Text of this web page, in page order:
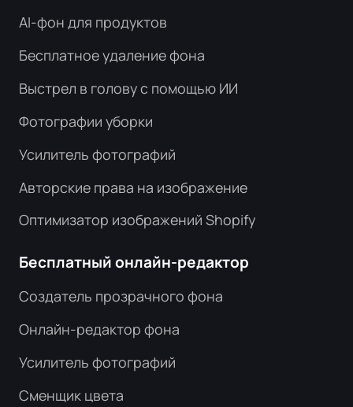
AI-фон для продуктов
Бесплатное удаление фона
Выстрел в голову с помощью ИИ
Фотографии уборки
Усилитель фотографий
Авторские права на изображение
Оптимизатор изображений Shopify
Бесплатный онлайн-редактор
Создатель прозрачного фона
Онлайн-редактор фона
Усилитель фотографий
Сменщик цвета